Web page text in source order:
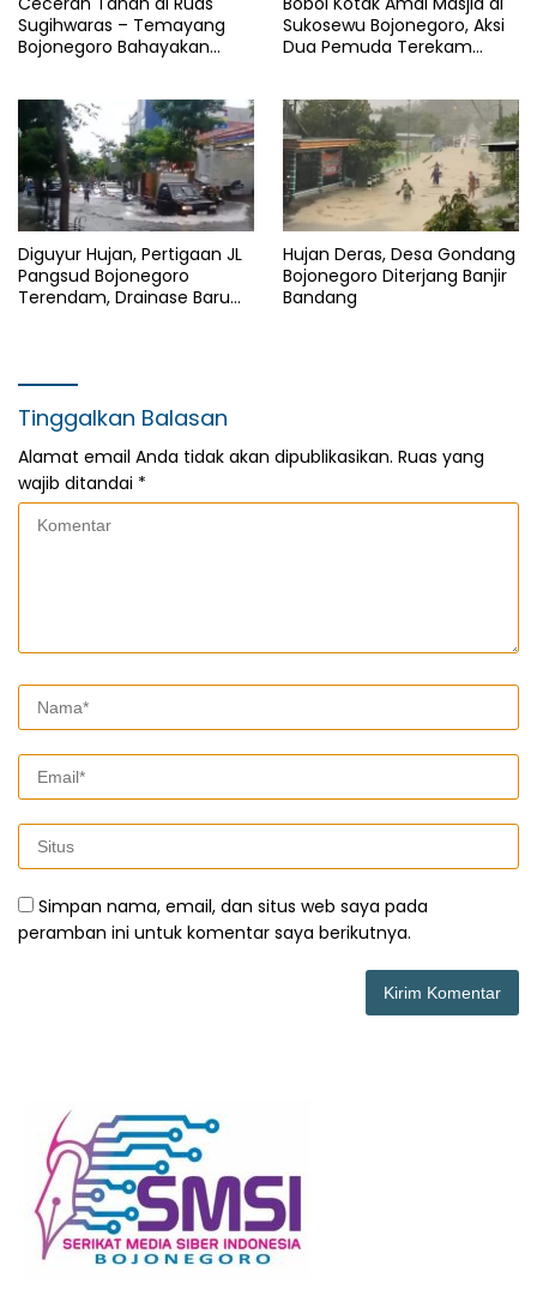
Sugihwaras – Temayang
Bojonegoro Bahayakan
Sukosewu Bojonegoro, Aksi
Dua Pemuda Terekam
Diguyur Hujan, Pertigaan JL
Pangsud Bojonegoro
Terendam, Drainase Baru
Hujan Deras, Desa Gondang
Bojonegoro Diterjang Banjir
Bandang
Tinggalkan Balasan
Alamat email Anda tidak akan dipublikasikan. Ruas yang
wajib ditandai *
Simpan nama, email, dan situs web saya pada
peramban ini untuk komentar saya berikutnya.